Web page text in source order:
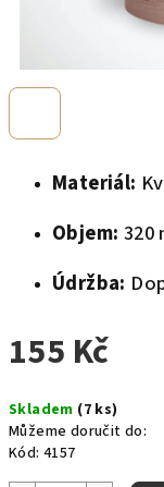
Materiál:
Objem: 320
Údržba:
155 Kč
cena:
Skladem (7 ks)
Můžeme doručit do:
Kód: 4157